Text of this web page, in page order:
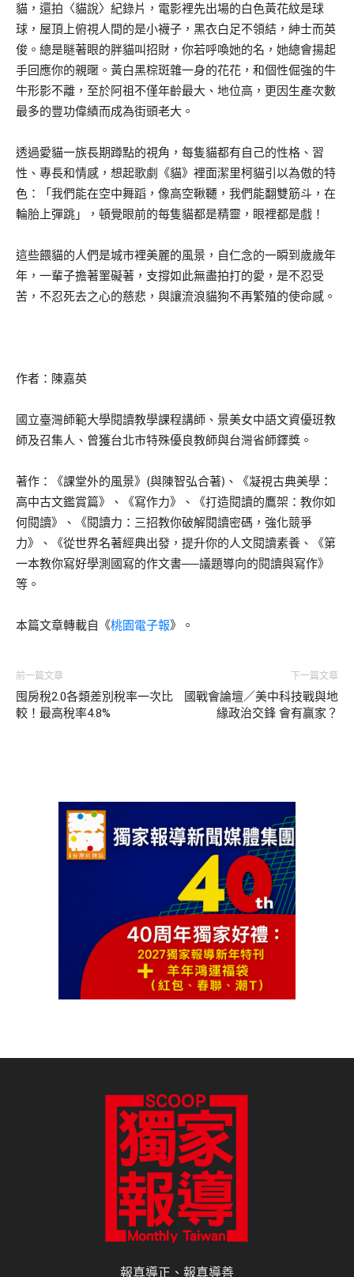
貓，還拍〈貓說〉紀錄片，電影裡先出場的白色黃花紋是球
球，屋頂上俯視人間的是小襪子，黑衣白足不領結，紳士而英
俊。總是瞇著眼的胖貓叫招財，你若呼喚她的名，她總會揚起
手回應你的親暱。黃白黑棕斑雜一身的花花，和個性倔強的牛
牛形影不離，至於阿祖不僅年齡最大、地位高，更因生產次數
最多的豐功偉績而成為街頭老大。
透過愛貓一族長期蹲點的視角，每隻貓都有自己的性格、習
性、專長和情感，想起歌劇《貓》裡面潔里柯貓引以為傲的特
色：「我們能在空中舞蹈，像高空鞦韆，我們能翻雙筋斗，在
輪胎上彈跳」，頓覺眼前的每隻貓都是精靈，眼裡都是戲！
這些餵貓的人們是城市裡美麗的風景，自仁念的一瞬到歲歲年
年，一輩子擔著罣礙著，支撐如此無盡拍打的愛，是不忍受
苦，不忍死去之心的慈悲，與讓流浪貓狗不再繁殖的使命感。
作者：陳嘉英
國立臺灣師範大學閱讀教學課程講師、景美女中語文資優班教
師及召集人、曾獲台北市特殊優良教師與台灣省師鐸獎。
著作：《課堂外的風景》(與陳智弘合著)、《凝視古典美學：
高中古文鑑賞篇》、《寫作力》、《打造閱讀的鷹架：教你如
何閱讀》、《閱讀力：三招教你破解閱讀密碼，強化競爭
力》、《從世界名著經典出發，提升你的人文閱讀素養、《第
一本教你寫好學測國寫的作文書──議題導向的閱讀與寫作》
等。
本篇文章轉載自《桃園電子報》。
前一篇文章
囤房稅2.0各類差別稅率一次比
較！最高稅率4.8%
下一篇文章
國戰會論壇／美中科技戰與地
緣政治交鋒 會有贏家？
報真導正、報真導善